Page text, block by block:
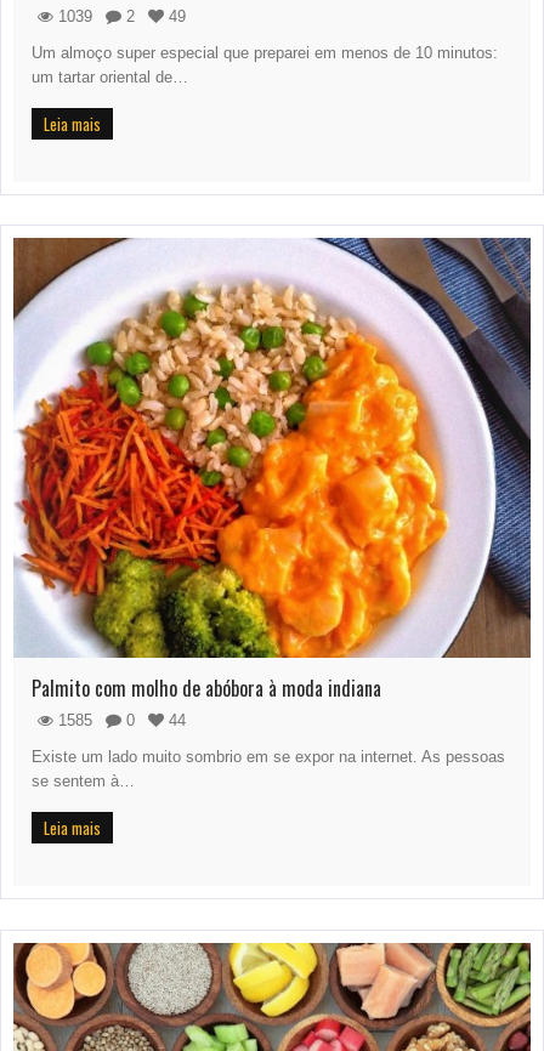
1039 2
49
Um almoço super especial que preparei em menos de 10 minutos:
um tartar oriental de…
Leia mais
Palmito com molho de abóbora à moda indiana
1585 0
44
Existe um lado muito sombrio em se expor na internet. As pessoas
se sentem à…
Leia mais